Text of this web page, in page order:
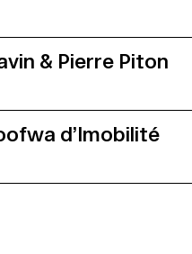
Jury, verfügte
die Möglichkeit,
Swiss Dance
& Pierre Piton
d’Imobilité